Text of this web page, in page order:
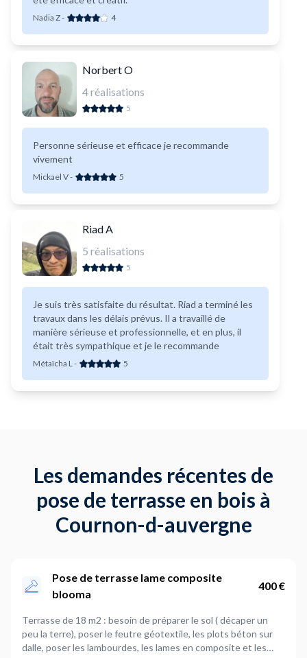
Nadia Z- 4
Norbert O
4réalisations
5
Personne sérieuse et efficace je recommande
vivement
Mickael V- 5
Riad A
5 réalisations
5
Je suis très satisfaite du résultat. Riad a terminé les
travaux dans les délais prévus. Il a travaillé de
manière sérieuse et professionnelle, et en plus, il
était très sympathique et je le recommande
Métaïcha L- 5
Les demandes récentes de
pose de terrasse en bois à
Cournon-d-auvergne
Pose de terrasse lame composite
blooma
400 €
Terrasse de 18 m2 : besoin de préparer le sol ( décaper un
peu la terre), poser le feutre géotextile, les plots béton sur
dalle, poser les lambourdes, les lames en composite et les